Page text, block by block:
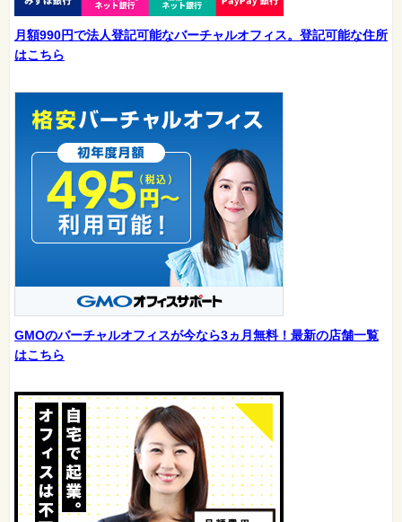
月額990円で法人登記可能なバーチャルオフィス。登記可能な住所
はこちら
GMOのバーチャルオフィスが今なら3ヵ月無料！最新の店舗一覧
はこちら